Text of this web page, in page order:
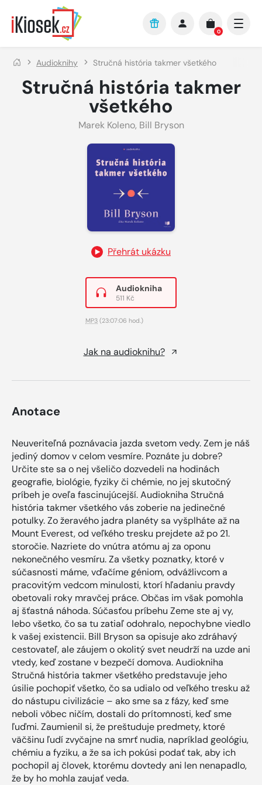
Přejít na hlavní obsah
0
Audioknihy Stručná história takmer všetkého
Stručná história takmer
všetkého
Marek Koleno, Bill Bryson
Přehrát ukázku
Audiokniha
511 Kč
MP3 (23:07:06 hod.)
Jak na audioknihu?
Anotace
Neuveriteľná poznávacia jazda svetom vedy. Zem je náš
jediný domov v celom vesmíre. Poznáte ju dobre?
Určite ste sa o nej všeličo dozvedeli na hodinách
geografie, biológie, fyziky či chémie, no jej skutočný
príbeh je oveľa fascinujúcejší. Audiokniha Stručná
história takmer všetkého vás zoberie na jedinečné
potulky. Zo žeravého jadra planéty sa vyšplháte až na
Mount Everest, od veľkého tresku prejdete až po 21.
storočie. Nazriete do vnútra atómu aj za oponu
nekonečného vesmíru. Za všetky poznatky, ktoré v
súčasnosti máme, vďačíme géniom, odvážlivcom a
pracovitým vedcom minulosti, ktorí hľadaniu pravdy
obetovali roky mravčej práce. Občas im však pomohla
aj šťastná náhoda. Súčasťou príbehu Zeme ste aj vy,
lebo všetko, čo sa tu zatiaľ odohralo, nepochybne viedlo
k vašej existencii. Bill Bryson sa opisuje ako zdráhavý
cestovateľ, ale záujem o okolitý svet neudrží na uzde ani
vtedy, keď zostane v bezpečí domova. Audiokniha
Stručná história takmer všetkého predstavuje jeho
úsilie pochopiť všetko, čo sa udialo od veľkého tresku až
do nástupu civilizácie – ako sme sa z fázy, keď sme
neboli vôbec ničím, dostali do prítomnosti, keď sme
ľuďmi. Zaumienil si, že preštuduje predmety, ktoré
väčšinu ľudí zvyčajne na smrť nudia, napríklad geológiu,
chémiu a fyziku, a že sa ich pokúsi podať tak, aby ich
pochopil aj človek, ktorému dovtedy ani len nenapadlo,
že by ho mohla zaujať veda.